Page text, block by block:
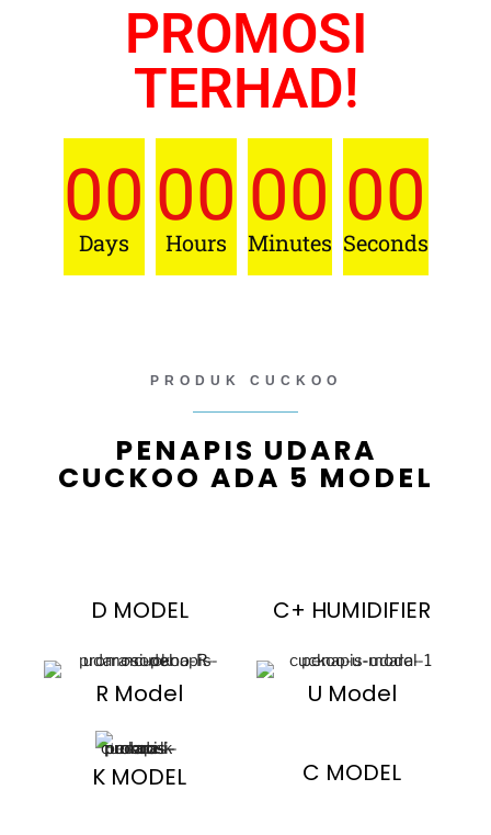
PROMOSI
TERHAD!
00
Days
00
Hours
00
Minutes
00
Seconds
PRODUK CUCKOO
PENAPIS UDARA
CUCKOO ADA 5 MODEL
D MODEL
R Model
C+ HUMIDIFIER
U Model
K MODEL C MODEL